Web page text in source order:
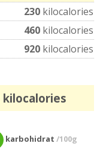
230 kilocalories
460 kilocalories
920 kilocalories
kilocalories
karbohidrat/100g